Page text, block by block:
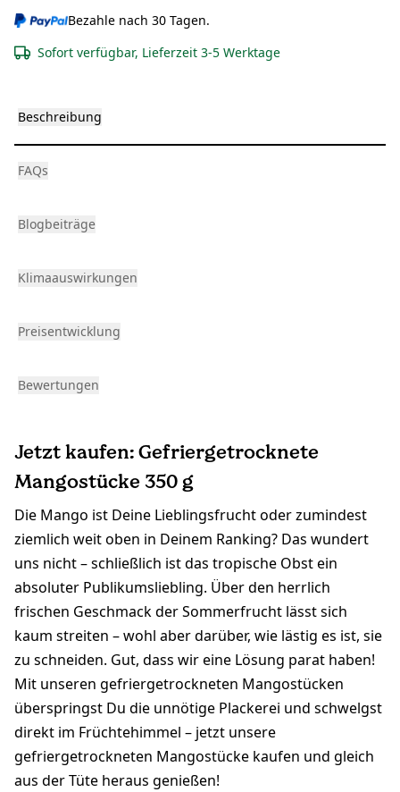
Bezahle nach 30 Tagen.
Sofort verfügbar, Lieferzeit 3-5 Werktage
Beschreibung
FAQs
Blogbeiträge
Klimaauswirkungen
Preisentwicklung
Bewertungen
Jetzt kaufen: Gefriergetrocknete
Mangostücke 350 g
Die Mango ist Deine Lieblingsfrucht oder zumindest
ziemlich weit oben in Deinem Ranking? Das wundert
uns nicht – schließlich ist das tropische Obst ein
absoluter Publikumsliebling. Über den herrlich
frischen Geschmack der Sommerfrucht lässt sich
kaum streiten – wohl aber darüber, wie lästig es ist, sie
zu schneiden. Gut, dass wir eine Lösung parat haben!
Mit unseren gefriergetrockneten Mangostücken
überspringst Du die unnötige Plackerei und schwelgst
direkt im Früchtehimmel – jetzt unsere
gefriergetrockneten Mangostücke kaufen und gleich
aus der Tüte heraus genießen!